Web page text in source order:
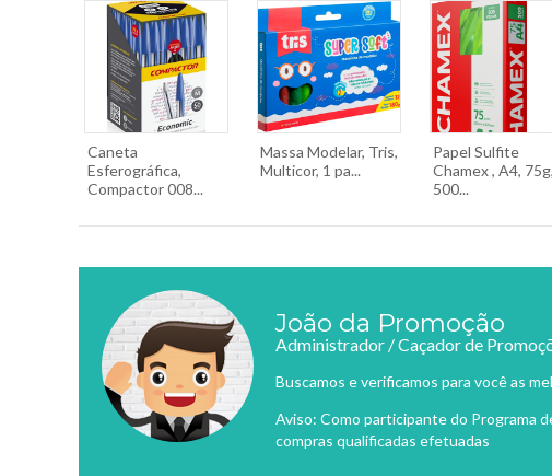
Caneta
Esferográfica,
Compactor 008...
Massa Modelar, Tris,
Multicor, 1 pa...
Papel Sulfite
Chamex , A4, 75g,
500...
João da Promoção
Administrador / Caçador de
Buscamos e verificamos para você as
Aviso: Como participante do Programa
compras qualificadas efetuadas